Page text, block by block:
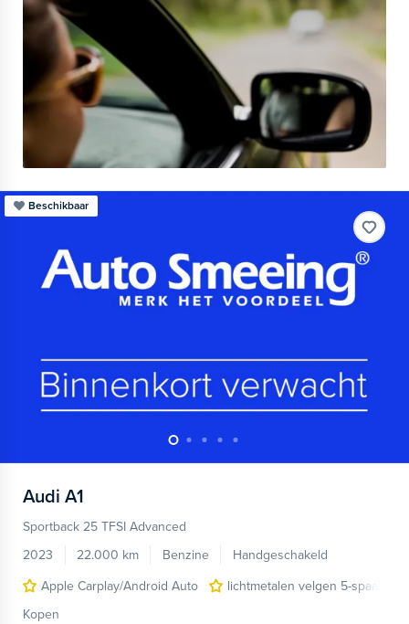
Beschikbaar
Audi A1
Sportback 25 TFSI Advanced
2023
22.000 km Benzine
Handgeschakeld
Apple Carplay/Android Auto
lichtmetalen velgen 5-spaaks
Kopen